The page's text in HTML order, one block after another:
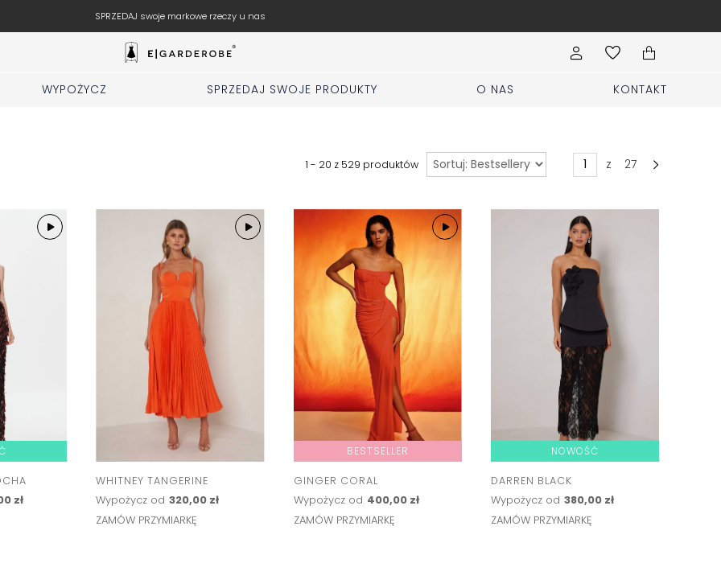
WYPOŻYCZ SPRZEDAJ SWOJE PRODUKTY O NAS KONTAKT
1 - 20 z 529 produktów Sortuj z 27
zł
WHITNEY TANGERINE
Wypożycz od 320,00 zł
ZAMÓW PRZYMIARKĘ
BESTSELLER
GINGER CORAL
Wypożycz od 400,00 zł
ZAMÓW PRZYMIARKĘ
NOWOŚĆ
DARREN BLACK
Wypożycz od 380,00 zł
ZAMÓW PRZYMIARKĘ